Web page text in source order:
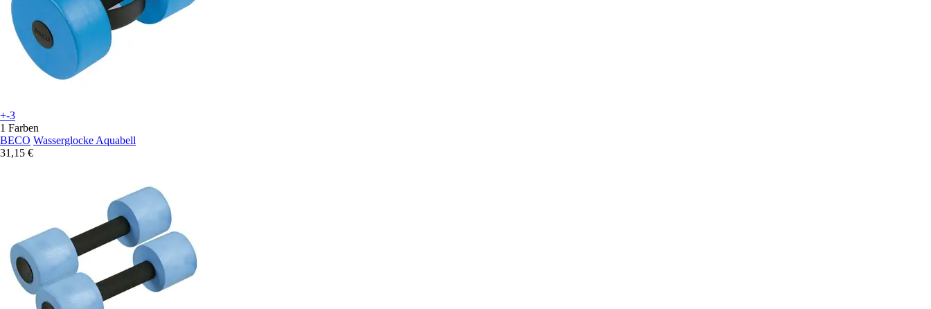
+-3
1 Farben
BECO Wasserglocke Aquabell
31,15 €